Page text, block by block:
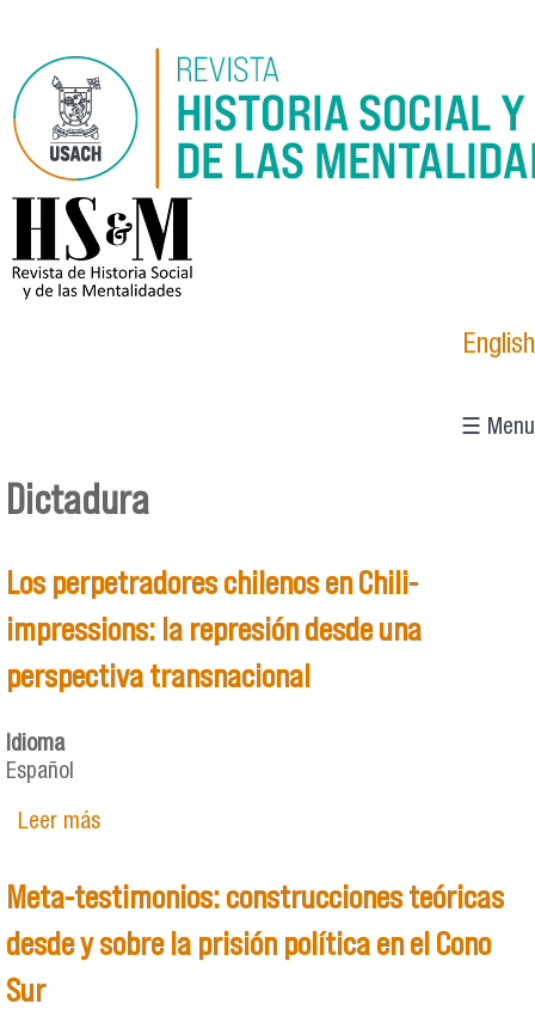
logo_hsm_2021.png
English
☰ Menu
Dictadura
Los perpetradores chilenos en Chili-
impressions: la represión desde una
perspectiva transnacional
Idioma
Español
Leer mássobre Los perpetradores chilenos en Chili-
transnacional
Meta-testimonios: construcciones teóricas
desde y sobre la prisión política en el Cono
Sur